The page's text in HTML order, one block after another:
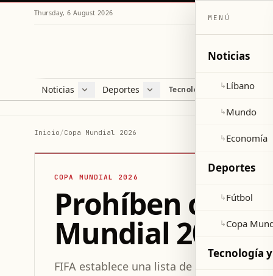
Thursday, 6 August 2026
Noticias
Líbano
Deportes
Fútbol
Tecnología y ciencia
Inicio/Copa Mundial 2026
COPA MUNDIAL 2026
Prohíben
Mundial 2026
FIFA establece una lista de artículos
MENÚ
Noticias
↳Líbano
↳Mundo
↳Economía
Deportes
↳Fútbol
↳Copa
Tecnología y